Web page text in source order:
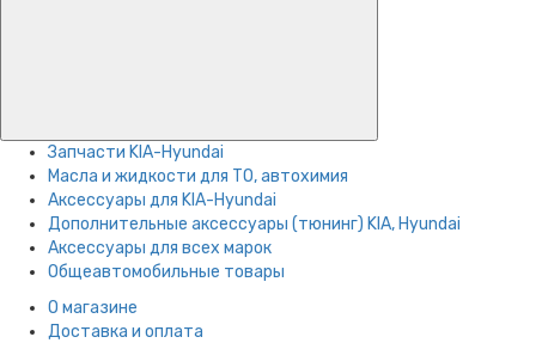
Запчасти KIA-Hyundai
Масла и жидкости для ТО, автохимия
Аксессуары для KIA-Hyundai
Дополнительные аксессуары (тюнинг) KIA, Hyundai
Аксессуары для всех марок
Общеавтомобильные товары
О магазине
Доставка и оплата